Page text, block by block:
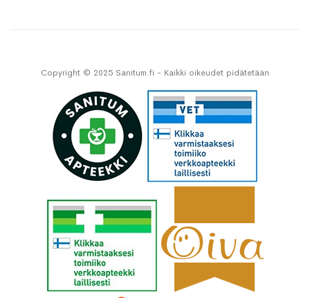
Copyright © 2025 Sanitum.fi - Kaikki oikeudet pidätetään